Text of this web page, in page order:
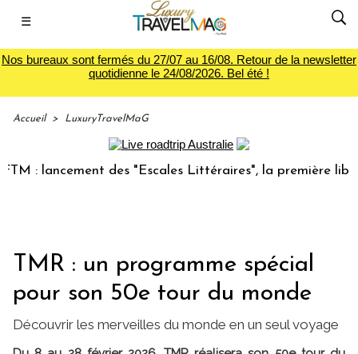
☰
Nos bureaux sont fermés du 27/07 au 16/08. Retour de la newsletter
quotidienne le 24/08/2026. Bel été !
Accueil > LuxuryTravelMaG
lancement des "Escales Littéraires", la première librairie
TMR : un programme spécial
pour son 50e tour du monde
Découvrir les merveilles du monde en un seul voyage